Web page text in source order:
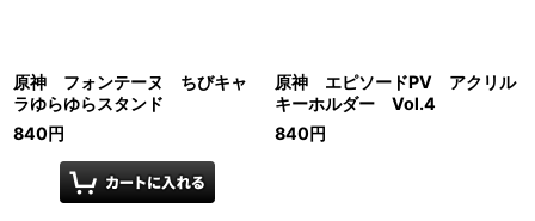
原神 フォンテーヌ ちびキャ
ラゆらゆらスタンド
840円
原神 エピソードPV アクリル
キーホルダー Vol.4
840円